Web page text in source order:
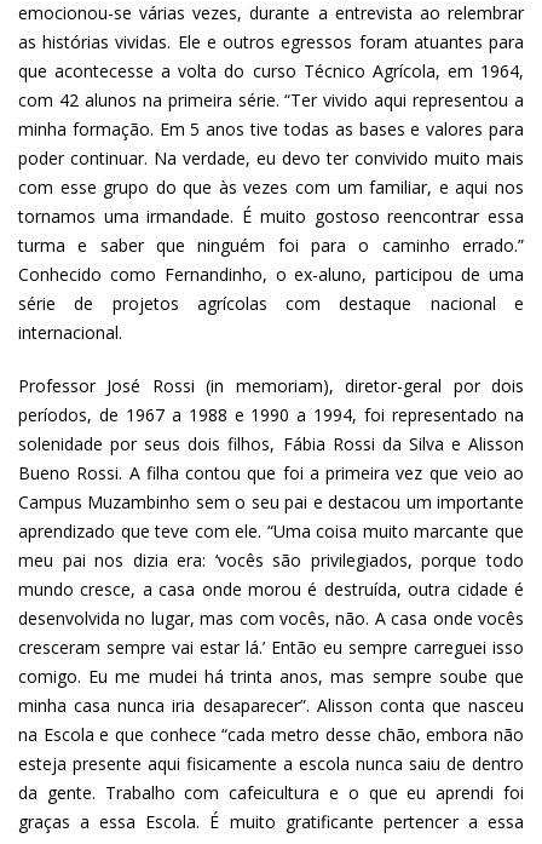
emocionou-se várias vezes, durante a entrevista ao relembrar
as histórias vividas. Ele e outros egressos foram atuantes para
que acontecesse a volta do curso Técnico Agrícola, em 1964,
com 42 alunos na primeira série. “Ter vivido aqui representou a
minha formação. Em 5 anos tive todas as bases e valores para
poder continuar. Na verdade, eu devo ter convivido muito mais
com esse grupo do que às vezes com um familiar, e aqui nos
tornamos uma irmandade. É muito gostoso reencontrar essa
turma e saber que ninguém foi para o caminho errado.”
Conhecido como Fernandinho, o ex-aluno, participou de uma
série de projetos agrícolas com destaque nacional e
internacional.
Professor José Rossi (in memoriam), diretor-geral por dois
períodos, de 1967 a 1988 e 1990 a 1994, foi representado na
solenidade por seus dois filhos, Fábia Rossi da Silva e Alisson
Bueno Rossi. A filha contou que foi a primeira vez que veio ao
Campus Muzambinho sem o seu pai e destacou um importante
aprendizado que teve com ele. “Uma coisa muito marcante que
meu pai nos dizia era: ‘vocês são privilegiados, porque todo
mundo cresce, a casa onde morou é destruída, outra cidade é
desenvolvida no lugar, mas com vocês, não. A casa onde vocês
cresceram sempre vai estar lá.’ Então eu sempre carreguei isso
comigo. Eu me mudei há trinta anos, mas sempre soube que
minha casa nunca iria desaparecer”. Alisson conta que nasceu
na Escola e que conhece “cada metro desse chão, embora não
esteja presente aqui fisicamente a escola nunca saiu de dentro
da gente. Trabalho com cafeicultura e o que eu aprendi foi
graças a essa Escola. É muito gratificante pertencer a essa